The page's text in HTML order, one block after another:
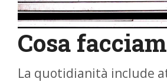
Cosa
La quotidianità include